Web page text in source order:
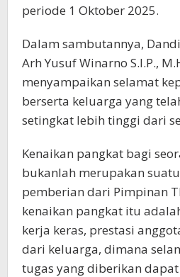
periode 1 Oktober 2025.
Dalam sambutannya,
Arh Yusuf Winarno S.I.P.,
menyampaikan selamat
berserta keluarga yang
setingkat lebih tinggi dari
Kenaikan pangkat bagi
bukanlah merupakan
pemberian dari Pimpinan
kenaikan pangkat itu
kerja keras, prestasi
dari keluarga, dimana
tugas yang diberikan